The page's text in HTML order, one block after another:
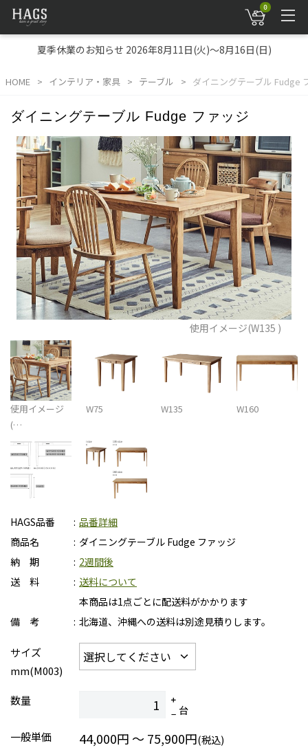
0
夏季休業のお知らせ 2026年8月11日(火)～8月16日(日)
HOME インテリア・家具 テーブル ダイニングテーブル Fudge
ダイニングテーブル Fudge ファッジ
使用イメージ(W135 )
使用イメージ
(…
W75 W135 W160
HAGS品番
品番詳細
商品名
ダイニングテーブル Fudge ファッジ
納 期
2週間後
送 料
送料について
本商品は1点ごとに配送料がかかります
備 考
北海道、沖縄への送料は別途見積りします。
サイズ
mm(M003)
数量
台
一般単価
44,000円 ～ 75,900円(税込)